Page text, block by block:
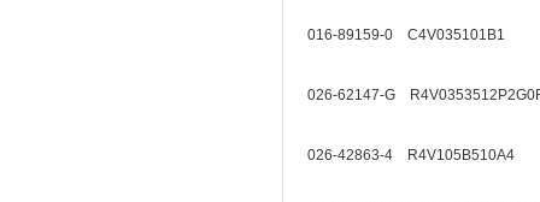
016-89159-0 C4V035101B1
026-62147-G
026-42863-4 R4V105B510A4